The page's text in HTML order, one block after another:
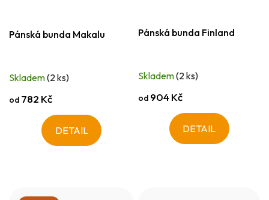
Pánská bunda Makalu
Skladem(2 ks)
od 782 Kč
DETAIL
Pánská bunda Finland
Skladem(2 ks)
od 904 Kč
DETAIL